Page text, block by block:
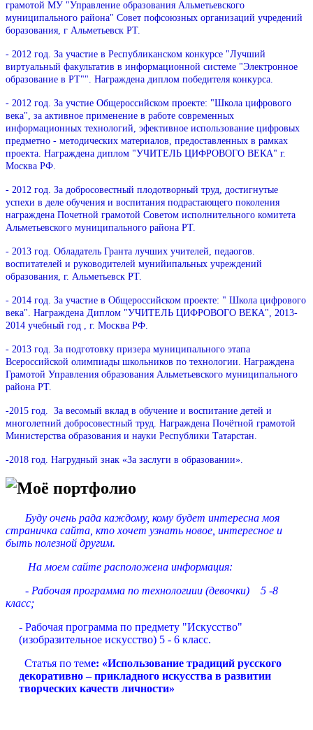
грамотой МУ "Управление образования Альметьевского
муниципального района" Совет пофсоюзных организаций учредений
боразования, г Альметьевск РТ.
- 2012 год. За участие в Республиканском конкурсе "Лучший
виртуальный факультатив в информационной системе "Электронное
образование в РТ"". Награждена диплом победителя конкурса.
- 2012 год. За учстие Общероссийском проекте: "Школа цифрового
века", за активное применение в работе современных
информационных технологий, эфективное использование цифровых
предметно - методических материалов, предоставленных в рамках
проекта. Награждена диплом "УЧИТЕЛЬ ЦИФРОВОГО ВЕКА" г.
Москва РФ.
- 2012 год. За добросовестный плодотворный труд, достигнутые
успехи в деле обучения и воспитания подрастающего поколения
награждена Почетной грамотой Советом исполнительного комитета
Альметьевского муниципального района РТ.
- 2013 год. Обладатель Гранта лучших учителей, педаогов.
воспитателей и руководителей мунийипальных учреждений
образования, г. Альметьевск РТ.
- 2014 год. За участие в Общероссийском проекте: " Школа цифрового
века". Награждена Диплом "УЧИТЕЛЬ ЦИФРОВОГО ВЕКА", 2013-
2014 учебный год , г. Москва РФ.
- 2013 год. За подготовку призера муниципального этапа
Всероссийской олимпиады школьников по технологии. Награждена
Грамотой Управления образования Альметьевского муниципального
района РТ.
-2015 год. За весомый вклад в обучение и воспитание детей и
многолетний добросовестный труд. Награждена Почётной грамотой
Министерства образования и науки Республики Татарстан.
-2018 год. Нагрудный знак «За заслуги в образовании».
Моё портфолио
Буду очень рада каждому, кому будет интересна моя
страничка сайта, кто хочет узнать новое, интересное и
быть полезной другим.
На моем сайте расположена информация:
- Рабочая программа по технологиии (девочки) 5 -8
класс;
- Рабочая программа по предмету "Искусство"
(изобразительное искусство) 5 - 6 класс.
Статья по теме: «Использование традиций русского
декоративно –прикладного искусства в развитии
творческих качеств личности»